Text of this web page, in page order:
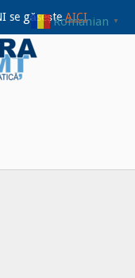
se găseșteAICI
Romanian ▼